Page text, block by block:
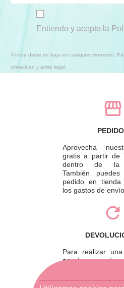
Entiendo y acepto la
Puede darse de baja en cualquier momento.
privacidad y aviso legal.
Aprovecha
gratis a partir de
dentro de la
También
pedido en
los gastos de envío.
Para realizar una
por favor envíe
tienda física más